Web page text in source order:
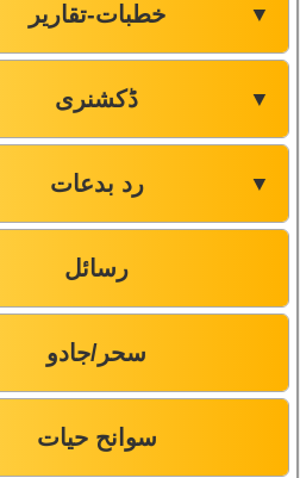
خطبات-تقاریر ▼
ڈکشنری ▼
رد بدعات ▼
رسائل
سحر/جادو
سوانح حیات